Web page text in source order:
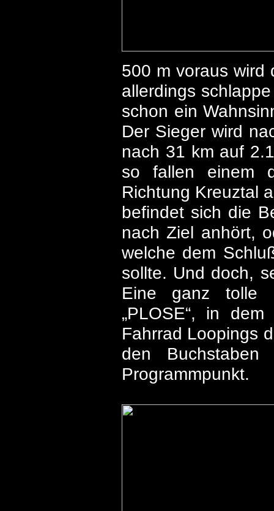
500 m voraus wird
allerdings
schon ein
Der Sieger wird
nach 31 km auf
so fallen einem
Richtung Kreuztal
befindet sich die
nach Ziel anhört,
welche dem
sollte. Und doch,
Eine ganz tolle
„PLOSE“, in
Fahrrad Loopings
den
Programmpunkt.